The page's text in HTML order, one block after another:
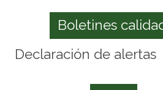
Boletines
Declaración de alertas